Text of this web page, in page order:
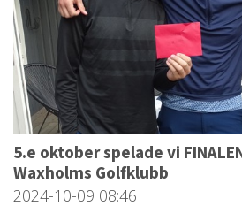
5.e oktober spelade vi
Waxholms Golfklubb
2024-10-09 08:46